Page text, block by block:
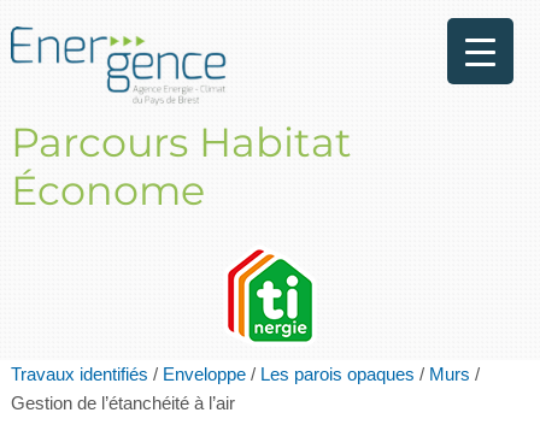
Parcours Habitat
Économe
Travaux identifiés / Enveloppe/ Les parois opaques / Murs /
Gestion de l’étanchéité à l’air